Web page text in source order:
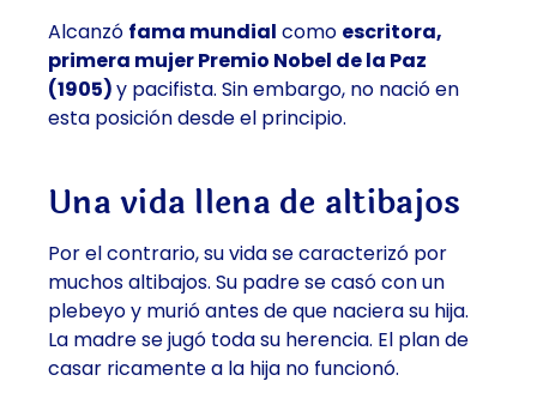
Alcanzó fama mundial como escritora,
primera mujer Premio Nobel de la Paz
(1905)y pacifista. Sin embargo, no nació en
esta posición desde el principio.
Una vida llena de altibajos
Por el contrario, su vida se caracterizó por
muchos altibajos. Su padre se casó con un
plebeyo y murió antes de que naciera su hija.
La madre se jugó toda su herencia. El plan de
casar ricamente a la hija no funcionó.